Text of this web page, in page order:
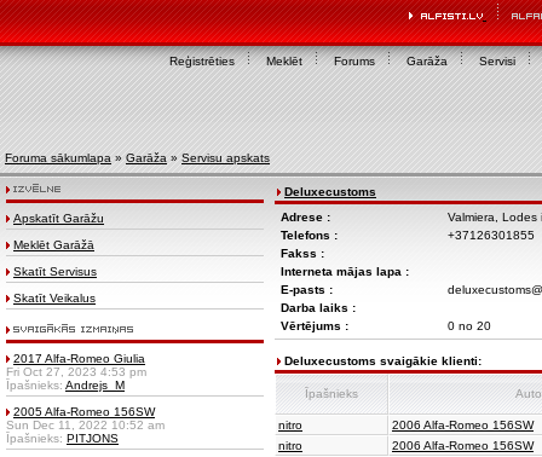
Reģistrēties Meklēt Forums Garāža Servisi
Foruma sākumlapa » Garāža » Servisu apskats
Apskatīt Garāžu
Meklēt Garāžā
Skatīt Servisus
Skatīt Veikalus
2017 Alfa-Romeo Giulia
Fri Oct 27, 2023 4:53 pm
Īpašnieks: Andrejs_M
2005 Alfa-Romeo 156SW
Sun Dec 11, 2022 10:52 am
Īpašnieks: PITJONS
Deluxecustoms
Adrese :
Valmiera, Lodes
Telefons :
+37126301855
Fakss :
Interneta mājas lapa :
E-pasts :
Darba laiks :
Vērtējums :
0 no 20
Deluxecustoms svaigākie klienti:
Īpašnieks Auto
nitro
2006 Alfa-Romeo 156SW
nitro
2006 Alfa-Romeo 156SW